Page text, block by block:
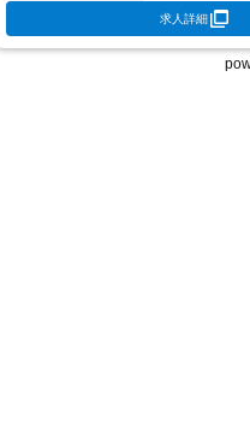
求人詳細